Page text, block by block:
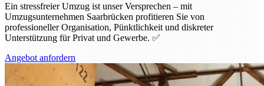
Ein stressfreier Umzug ist unser Versprechen – mit
Umzugsunternehmen Saarbrücken profitieren Sie von
professioneller Organisation, Pünktlichkeit und diskreter
Unterstützung für Privat und Gewerbe. ✅
Angebot anfordern